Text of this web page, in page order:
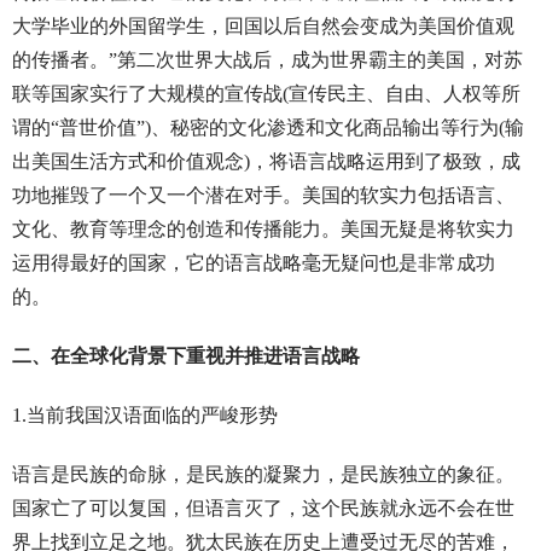
大学毕业的外国留学生，回国以后自然会变成为美国价值观
的传播者。”第二次世界大战后，成为世界霸主的美国，对苏
联等国家实行了大规模的宣传战(宣传民主、自由、人权等所
谓的“普世价值”)、秘密的文化渗透和文化商品输出等行为(输
出美国生活方式和价值观念)，将语言战略运用到了极致，成
功地摧毁了一个又一个潜在对手。美国的软实力包括语言、
文化、教育等理念的创造和传播能力。美国无疑是将软实力
运用得最好的国家，它的语言战略毫无疑问也是非常成功
的。
二、在全球化背景下重视并推进语言战略
1.当前我国汉语面临的严峻形势
语言是民族的命脉，是民族的凝聚力，是民族独立的象征。
国家亡了可以复国，但语言灭了，这个民族就永远不会在世
界上找到立足之地。犹太民族在历史上遭受过无尽的苦难，